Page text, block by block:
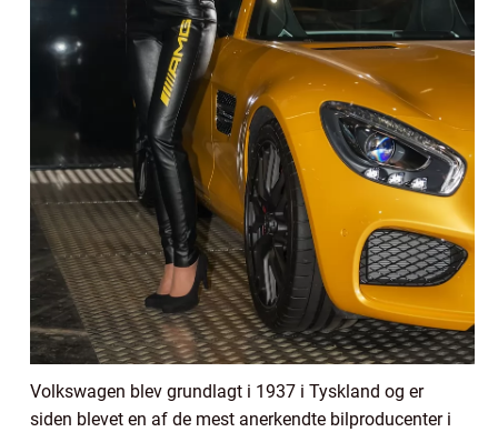
Volkswagen blev grundlagt i 1937 i Tyskland og er
siden blevet en af de mest anerkendte bilproducenter i